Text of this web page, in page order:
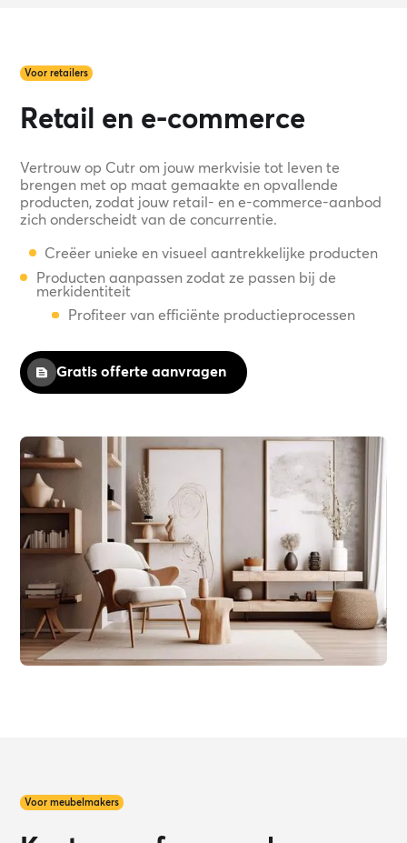
Voor retailers
Retail en e-commerce
Vertrouw op Cutr om jouw merkvisie tot leven te
brengen met op maat gemaakte en opvallende
producten, zodat jouw retail- en e-commerce-aanbod
zich onderscheidt van de concurrentie.
Creëer unieke en visueel aantrekkelijke producten
Producten aanpassen zodat ze passen bij de
merkidentiteit
Profiteer van efficiënte productieprocessen
Gratis offerte aanvragen
Voor meubelmakers